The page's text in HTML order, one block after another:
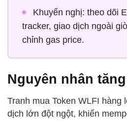
Khuyến nghị: theo dõi
tracker, giao dịch ngoài
chỉnh gas price.
Nguyên nhân
Tranh mua Token WLFI hàng
dịch lớn đột ngột, khiến